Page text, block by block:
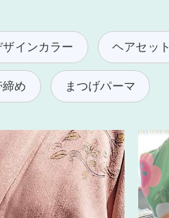
ザインカラー ヘアセット
め まつげパーマ